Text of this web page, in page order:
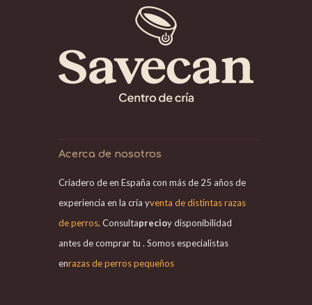
Acerca de nosotros
Criadero de en España con más de 25 años de
experiencia en la cría yventa de distintas razas
de perros. Consultaprecioy disponibilidad
antes de comprar tu . Somos especialistas
enrazas de perros pequeños